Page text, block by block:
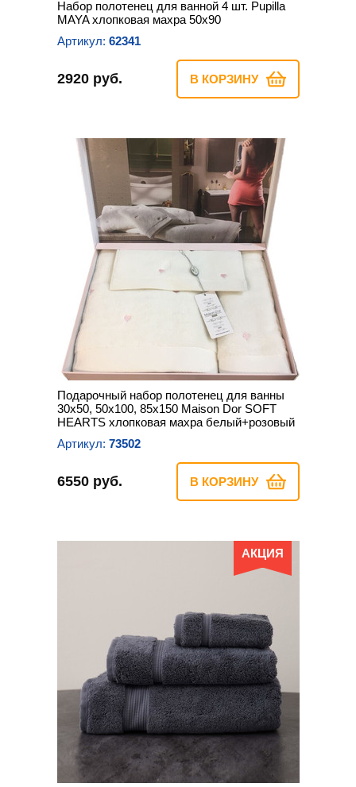
Набор полотенец для ванной 4 шт. Pupilla
MAYA хлопковая махра 50х90
Артикул: 62341
2920 руб. В КОРЗИНУ
Подарочный набор полотенец для ванны
30х50, 50х100, 85х150 Maison Dor SOFT
HEARTS хлопковая махра белый+розовый
Артикул: 73502
6550 руб. В КОРЗИНУ
АКЦИЯ